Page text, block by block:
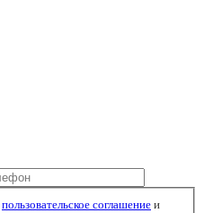
пользовательское соглашение и